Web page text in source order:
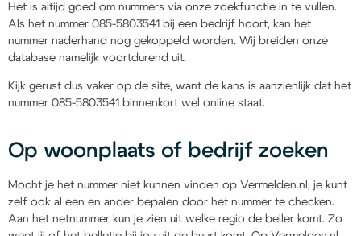
Het is altijd goed om nummers via onze zoekfunctie in te vullen.
Als het nummer 085-5803541 bij een bedrijf hoort, kan het
nummer naderhand nog gekoppeld worden. Wij breiden onze
database namelijk voortdurend uit.
Kijk gerust dus vaker op de site, want de kans is aanzienlijk dat het
nummer 085-5803541 binnenkort wel online staat.
Op woonplaats of bedrijf zoeken
Mocht je het nummer niet kunnen vinden op Vermelden.nl, je kunt
zelf ook al een en ander bepalen door het nummer te checken.
Aan het netnummer kun je zien uit welke regio de beller komt. Zo